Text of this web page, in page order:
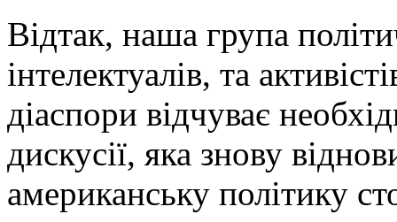
Відтак, наша група
інтелектуалів, та
діаспори відчуває
дискусії, яка знову
американську політику